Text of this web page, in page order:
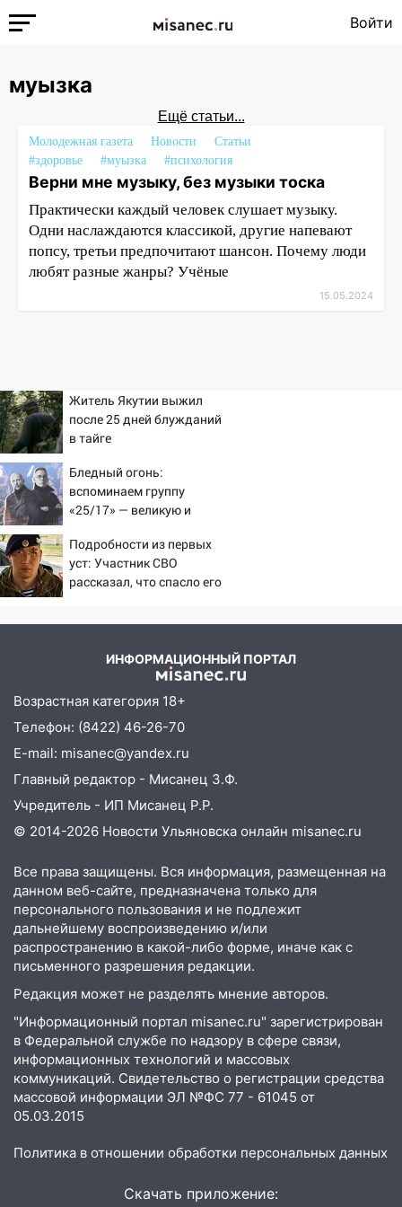
Войти
муызка
Ещё статьи...
Молодежная газета Новости
Статьи
#здоровье
#муызка #психология
Верни мне музыку, без музыки тоска
Практически каждый человек слушает музыку.
Одни наслаждаются классикой, другие напевают
попсу, третьи предпочитают шансон. Почему люди
любят разные жанры? Учёные
15.05.2024
Житель Якутии выжил
после 25 дней блужданий
в тайге
Бледный огонь:
вспоминаем группу
«25/17» — великую и
Подробности из первых
уст: Участник СВО
рассказал, что спасло его
ИНФОРМАЦИОННЫЙ ПОРТАЛ
Возрастная категория 18+
Телефон: (8422) 46-26-70
E-mail: misanec@yandex.ru
Главный редактор - Мисанец З.Ф.
Учредитель - ИП Мисанец Р.Р.
© 2014-2026 Новости Ульяновска онлайн misanec.ru
Все права защищены. Вся информация, размещенная на
данном веб-сайте, предназначена только для
персонального пользования и не подлежит
дальнейшему воспроизведению и/или
распространению в какой-либо форме, иначе как с
письменного разрешения редакции.
Редакция может не разделять мнение авторов.
"Информационный портал misanec.ru" зарегистрирован
в Федеральной службе по надзору в сфере связи,
информационных технологий и массовых
коммуникаций. Свидетельство о регистрации средства
массовой информации ЭЛ №ФС 77 - 61045 от
05.03.2015
Политика в отношении обработки персональных данных
Скачать приложение: